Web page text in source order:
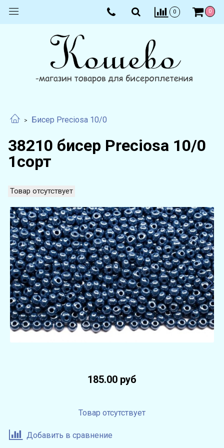
0 0
Бисер Preciosa 10/0
38210 бисер Preciosa 10/0
1сорт
Товар отсутствует
185.00 руб
Товар отсутствует
Добавить в сравнение